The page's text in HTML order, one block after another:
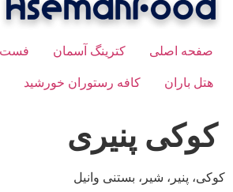
صفحه اصلی کترینگ آسمان فست
هتل باران کافه رستوران خورشید
کوکی پنیری
کوکی، پنیر، شیر، بستنی وانیل